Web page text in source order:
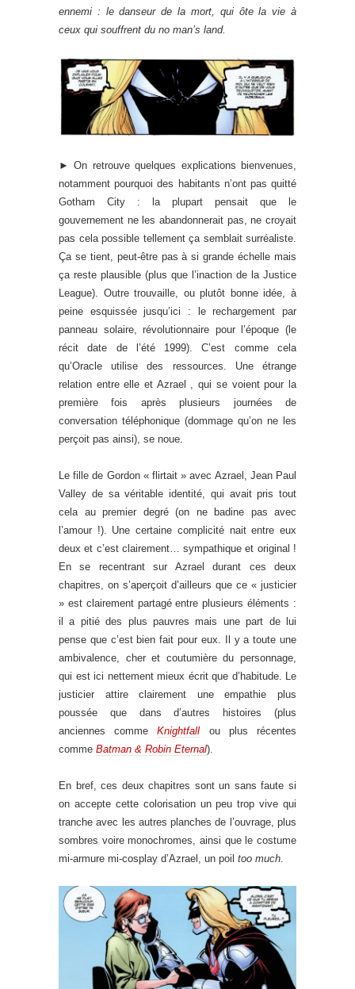
ennemi : le danseur de la mort, qui ôte la vie à
ceux qui souffrent du no man’s land.
► On retrouve quelques explications bienvenues,
notamment pourquoi des habitants n’ont pas quitté
Gotham City : la plupart pensait que le
gouvernement ne les abandonnerait pas, ne croyait
pas cela possible tellement ça semblait surréaliste.
Ça se tient, peut-être pas à si grande échelle mais
ça reste plausible (plus que l’inaction de la Justice
League). Outre trouvaille, ou plutôt bonne idée, à
peine esquissée jusqu’ici : le rechargement par
panneau solaire, révolutionnaire pour l’époque (le
récit date de l’été 1999). C’est comme cela
qu’Oracle utilise des ressources. Une étrange
relation entre elle et Azrael , qui se voient pour la
première fois après plusieurs journées de
conversation téléphonique (dommage qu’on ne les
perçoit pas ainsi), se noue.
Le fille de Gordon « flirtait » avec Azrael, Jean Paul
Valley de sa véritable identité, qui avait pris tout
cela au premier degré (on ne badine pas avec
l’amour !). Une certaine complicité nait entre eux
deux et c’est clairement… sympathique et original !
En se recentrant sur Azrael durant ces deux
chapitres, on s’aperçoit d’ailleurs que ce « justicier
» est clairement partagé entre plusieurs éléments :
il a pitié des plus pauvres mais une part de lui
pense que c’est bien fait pour eux. Il y a toute une
ambivalence, cher et coutumière du personnage,
qui est ici nettement mieux écrit que d’habitude. Le
justicier attire clairement une empathie plus
poussée que dans d’autres histoires (plus
anciennes commeKnightfall ou plus récentes
comme Batman & Robin Eternal).
En bref, ces deux chapitres sont un sans faute si
on accepte cette colorisation un peu trop vive qui
tranche avec les autres planches de l’ouvrage, plus
sombres voire monochromes, ainsi que le costume
mi-armure mi-cosplay d’Azrael, un poil too much